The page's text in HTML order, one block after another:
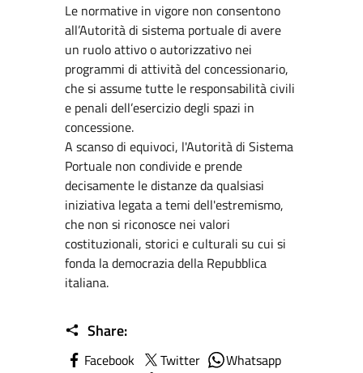
Le normative in vigore non consentono
all’Autorità di sistema portuale di avere
un ruolo attivo o autorizzativo nei
programmi di attività del concessionario,
che si assume tutte le responsabilità civili
e penali dell’esercizio degli spazi in
concessione.
A scanso di equivoci, l'Autorità di Sistema
Portuale non condivide e prende
decisamente le distanze da qualsiasi
iniziativa legata a temi dell'estremismo,
che non si riconosce nei valori
costituzionali, storici e culturali su cui si
fonda la democrazia della Repubblica
italiana.
Share:
Facebook Twitter
Whatsapp